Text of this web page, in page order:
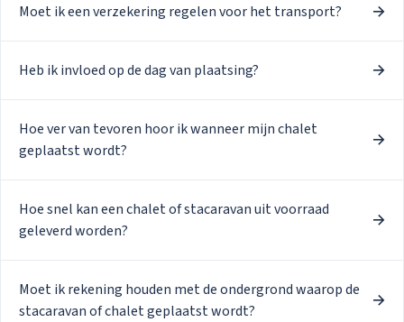
Chalets
Occasions
Inkoop
Over
Onze
Moet ik een verzekering regelen voor het transport?
Heb ik invloed op de dag van plaatsing?
Hoe ver van tevoren hoor ik wanneer mijn chalet
geplaatst wordt?
Hoe snel kan een chalet of stacaravan uit voorraad
geleverd worden?
Moet ik rekening houden met de ondergrond waarop de
stacaravan of chalet geplaatst wordt?